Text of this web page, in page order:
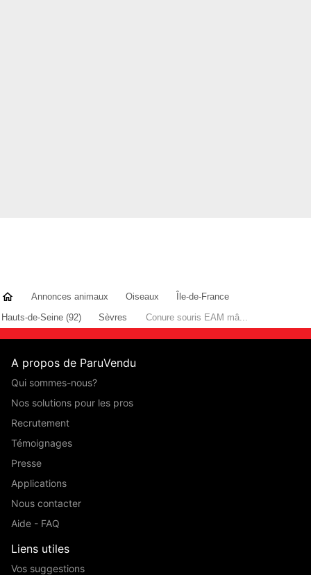
Annonces animaux Oiseaux
Île-de-France
Hauts-de-Seine (92)
Sèvres Conure souris EAM mâ...
A propos de ParuVendu
Qui sommes-nous?
Nos solutions pour les pros
Recrutement
Témoignages
Presse
Applications
Nous contacter
Aide - FAQ
Liens utiles
Vos suggestions